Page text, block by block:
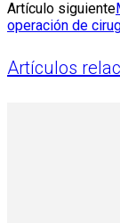
Artículo siguiente
operación de
Artículos